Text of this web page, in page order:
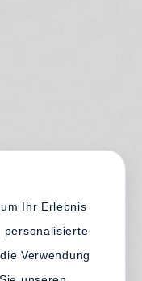
Ihr Erlebnis
personalisierte
Verwendung